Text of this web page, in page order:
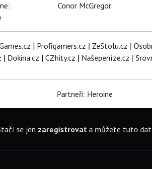
Conor McGregor
| Profigamers.cz | ZeStolu.cz |
| Dokina.cz | CZhity.cz | Našepeníze.cz |
Partneři: Heroine
se jen zaregistrovata můžete tuto